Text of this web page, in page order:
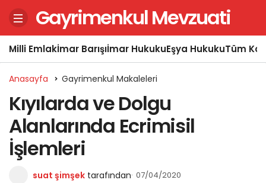
Gayrimenkul Mevzuati
Milli Emlakİmar Barışıİmar HukukuEşya HukukuTüm
Anasayfa Gayrimenkul Makaleleri
Kıyılarda ve Dolgu
Alanlarında Ecrimisil
İşlemleri
suat şimşek tarafından 07/04/2020